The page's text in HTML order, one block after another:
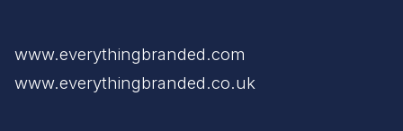
www.everythingbranded.com
www.everythingbranded.co.uk